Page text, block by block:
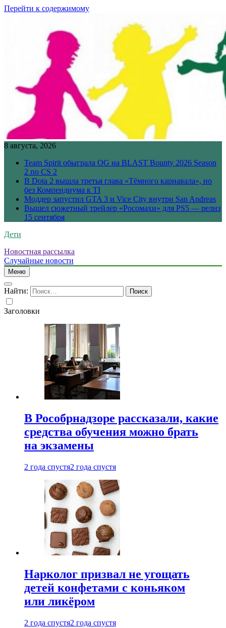
Перейти к содержимому
8 августа, 2026
Team Spirit обыграла OG на BLAST Bounty 2026 Season
2 по CS 2
В Dota 2 вышла третья глава «Тёмного карнавала», но
без Компендиума к TI
Моддер запустил GTA 3 и Vice City внутри San Andreas
Вышел сюжетный трейлер «Росомахи» для PS5 — релиз
15 сентября
Дети
Новостная рассылка
Случайные новости
Меню
Найти:
Заголовки
В Рособрнадзоре рассказали, какие
средства обучения можно брать
на экзамены
2 года спустя2 года спустя
Нарколог призвал не угощать
детей конфетами с коньяком
или ликёром
2 года спустя2 года спустя